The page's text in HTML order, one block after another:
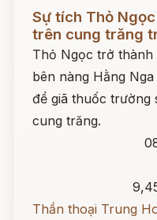
Sự tích Thỏ
trên cung trăng
Thỏ Ngọc trở
bên nàng Hằng
để giã thuốc trường
cung trăng.
Thần thoại Trung